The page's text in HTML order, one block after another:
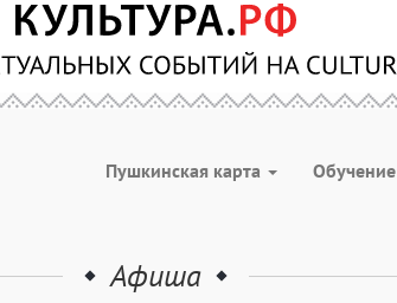
Пушкинская карта Обучение
Афиша